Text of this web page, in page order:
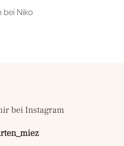
bei Niko
bei Instagram